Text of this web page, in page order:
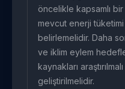
öncelikle kapsamlı bir
mevcut enerji tüketimi
belirlemelidir. Daha
ve iklim eylem
kaynakları
geliştirilmelidir.